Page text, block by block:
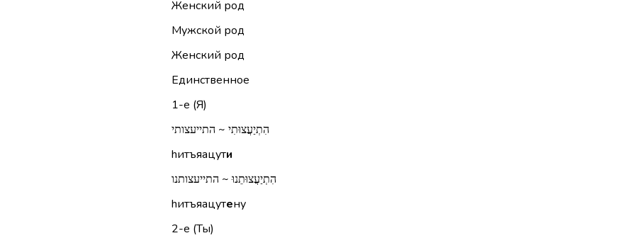
Женский род
Мужской род
Женский род
Единственное
1-е (Я)
הִתְיַעֲצוּתִי ~ התייעצותי
hитъяацути
הִתְיַעֲצוּתֵנוּ ~ התייעצותנו
hитъяацутену
2-е (Ты)